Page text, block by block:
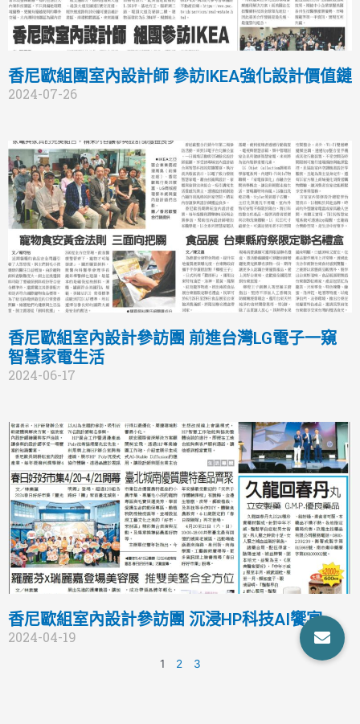
香尼歐組團室內設計師 參訪IKEA強化設計價值鏈
2024-07-26
香尼歐組室內設計參訪團 前進台灣LG電子一窺
智慧家電生活
2024-06-17
香尼歐組室內設計參訪團 沉浸HP科技AI饗宴
2024-04-19
1 2 3